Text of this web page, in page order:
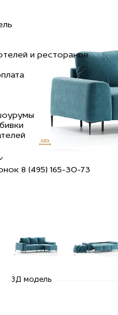
и ресторанов
8 (495) 165-30-73
Угловой
3Д модель